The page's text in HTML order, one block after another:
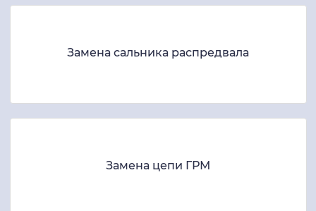
Замена сальника распредвала
Замена цепи ГРМ